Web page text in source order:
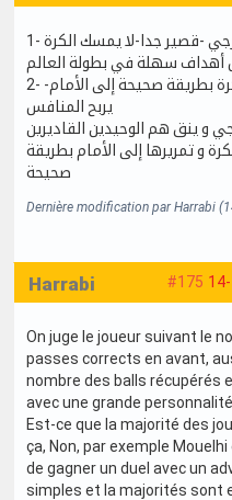
1- حارس المرمى ليس في مستوى الترجي -قصير جدا-لا يمسك الكرة
2- اللاعب الممتاز هو الاعب الذي يمرر الكرة بطريقة صحيحة إلى الأمام-
يربح المنافس
و ينق هم الوحيدين القاديرين
و تمريرها إلى الأمام بطريقة
صحيحة
Dernière modification par Harrabi
#175
Harrabi
On juge le joueur suivant le
passes corrects en avant,
nombre des balls récupérés
avec une grande
Est-ce que la majorité des
ça, Non, par exemple
de gagner un duel avec un
simples et la majorités sont